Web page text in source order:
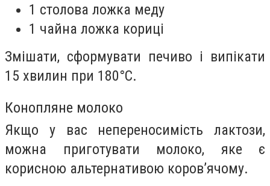
1 столова ложка меду
1 чайна ложка кориці
Змішати, сформувати печиво і випікати
15 хвилин при 180°C.
Конопляне молоко
Якщо у вас непереносимість лактози,
можна приготувати молоко, яке є
корисною альтернативою коров’ячому.